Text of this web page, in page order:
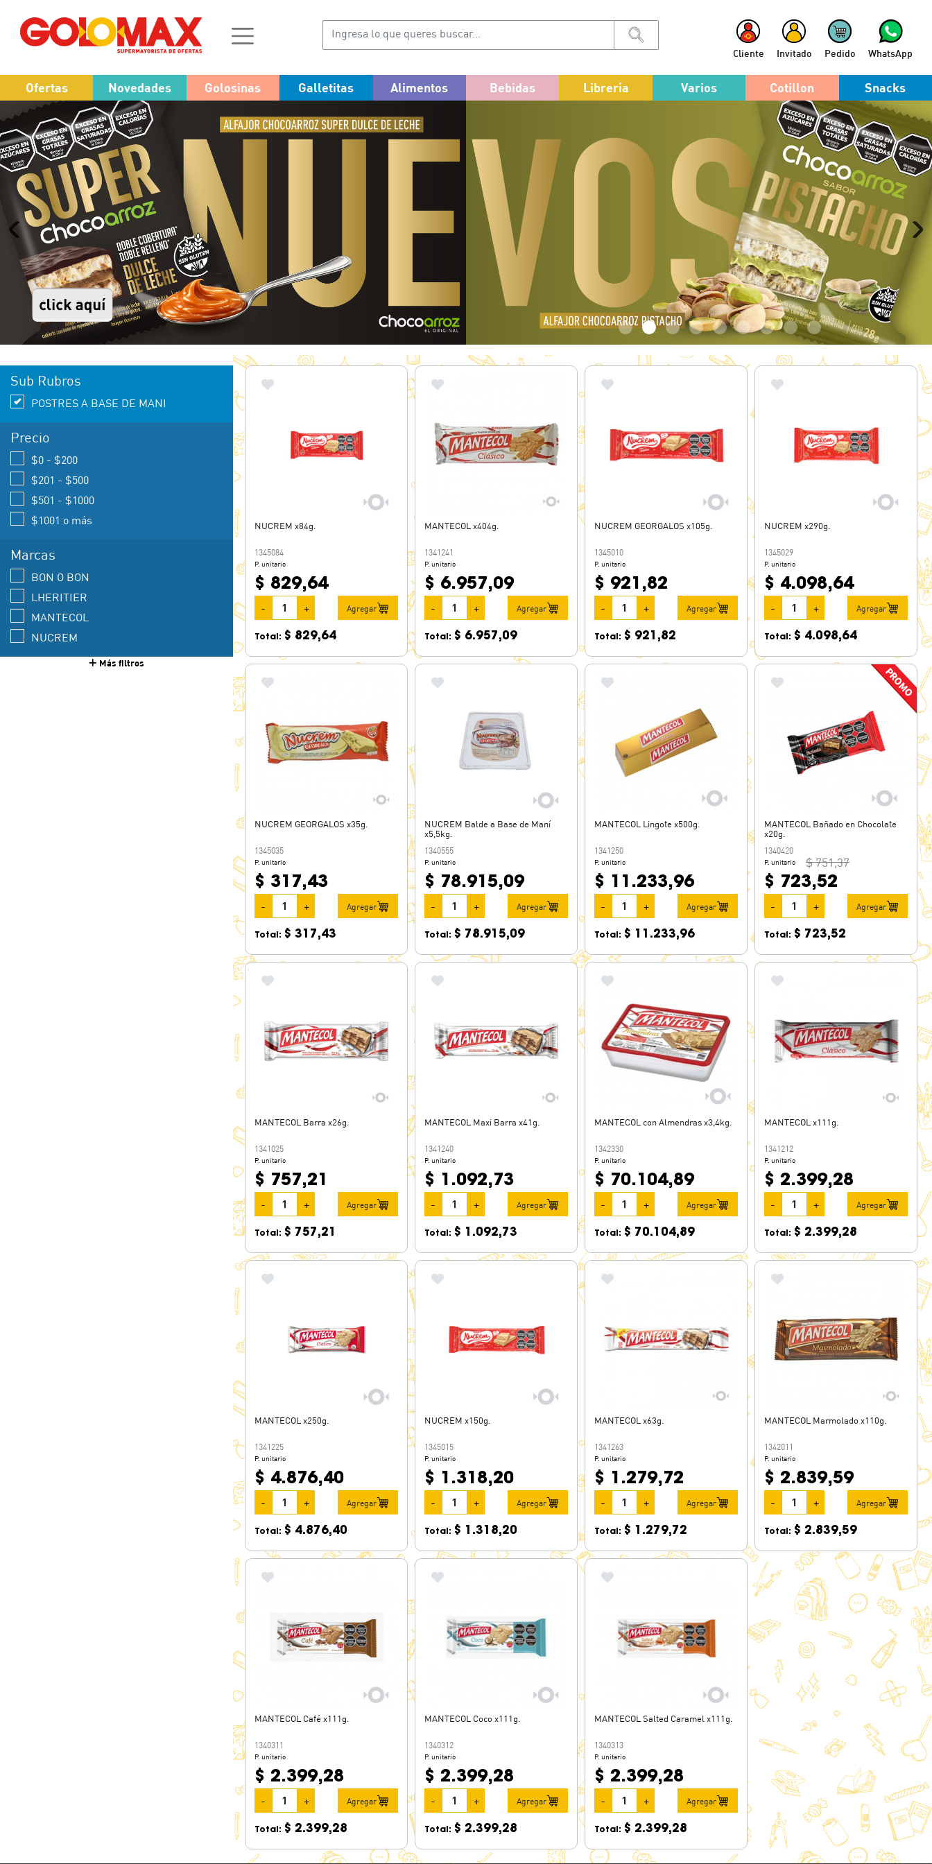
Cliente Invitado Pedido WhatsApp
Ofertas Novedades Golosinas Galletitas Alimentos Bebidas Librería Varios Cotillon Snacks
Sub Rubros
POSTRES A BASE DE MANI
Precio
$0 - $200
$201 - $500
$501 - $1000
$1001 o más
Marcas
BON O BON
LHERITIER
MANTECOL
NUCREM
Más filtros
NUCREM x84g.
1345084
P. unitario
$ 829,64
- + Agregar
Total: $ 829,64
MANTECOL x404g.
1341241
P. unitario
$ 6.957,09
- + Agregar
Total: $ 6.957,09
NUCREM GEORGALOS x105g.
1345010
P. unitario
$ 921,82
- + Agregar
Total: $ 921,82
NUCREM x290g.
1345029
P. unitario
$ 4.098,64
- + Agregar
Total: $ 4.098,64
NUCREM GEORGALOS x35g.
1345035
P. unitario
$ 317,43
- + Agregar
Total: $ 317,43
NUCREM Balde a Base de Maní
x5,5kg.
1340555
P. unitario
$ 78.915,09
- + Agregar
Total: $ 78.915,09
MANTECOL Lingote x500g.
1341250
P. unitario
$ 11.233,96
- + Agregar
Total: $ 11.233,96
MANTECOL Bañado en Chocolate
x20g.
1340420
P. unitario $ 751,37
$ 723,52
- + Agregar
Total: $ 723,52
MANTECOL Barra x26g.
1341025
P. unitario
$ 757,21
- + Agregar
Total: $ 757,21
MANTECOL Maxi Barra x41g.
1341240
P. unitario
$ 1.092,73
- + Agregar
Total: $ 1.092,73
MANTECOL con Almendras x3,4kg.
1342330
P. unitario
$ 70.104,89
- + Agregar
Total: $ 70.104,89
MANTECOL x111g.
1341212
P. unitario
$ 2.399,28
- + Agregar
Total: $ 2.399,28
MANTECOL x250g.
1341225
P. unitario
$ 4.876,40
- + Agregar
Total: $ 4.876,40
NUCREM x150g.
1345015
P. unitario
$ 1.318,20
- + Agregar
Total: $ 1.318,20
MANTECOL x63g.
1341263
P. unitario
$ 1.279,72
- + Agregar
Total: $ 1.279,72
MANTECOL Marmolado x110g.
1342011
P. unitario
$ 2.839,59
- + Agregar
Total: $ 2.839,59
MANTECOL Café x111g.
1340311
P. unitario
$ 2.399,28
- + Agregar
Total: $ 2.399,28
MANTECOL Coco x111g.
1340312
P. unitario
$ 2.399,28
- + Agregar
Total: $ 2.399,28
MANTECOL Salted Caramel x111g.
1340313
P. unitario
$ 2.399,28
- + Agregar
Total: $ 2.399,28